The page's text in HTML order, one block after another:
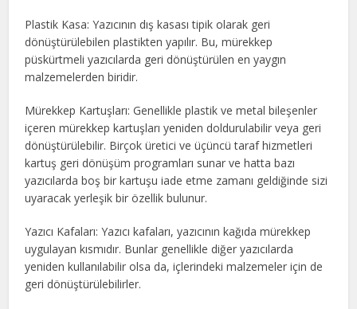
Plastik Kasa: Yazıcının dış kasası tipik olarak geri
dönüştürülebilen plastikten yapılır. Bu, mürekkep
püskürtmeli yazıcılarda geri dönüştürülen en yaygın
malzemelerden biridir.
Mürekkep Kartuşları: Genellikle plastik ve metal bileşenler
içeren mürekkep kartuşları yeniden doldurulabilir veya geri
dönüştürülebilir. Birçok üretici ve üçüncü taraf hizmetleri
kartuş geri dönüşüm programları sunar ve hatta bazı
yazıcılarda boş bir kartuşu iade etme zamanı geldiğinde sizi
uyaracak yerleşik bir özellik bulunur.
Yazıcı Kafaları: Yazıcı kafaları, yazıcının kağıda mürekkep
uygulayan kısmıdır. Bunlar genellikle diğer yazıcılarda
yeniden kullanılabilir olsa da, içlerindeki malzemeler için de
geri dönüştürülebilirler.